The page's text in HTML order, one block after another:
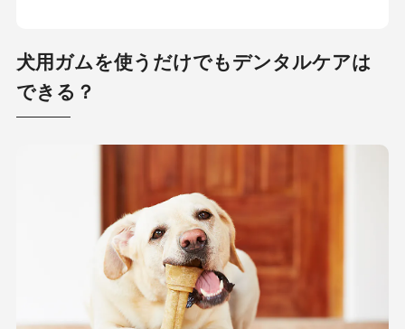
犬用ガムを使うだけでもデンタルケアは
できる？